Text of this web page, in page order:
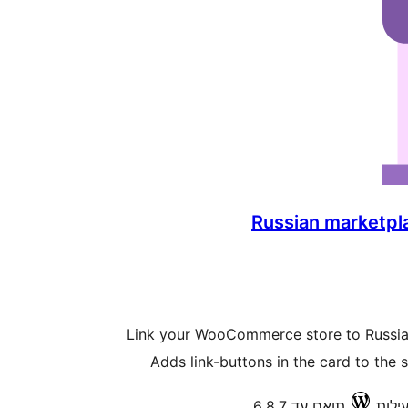
Russian
Link your WooCommerce store to
Adds link-buttons in the card to the